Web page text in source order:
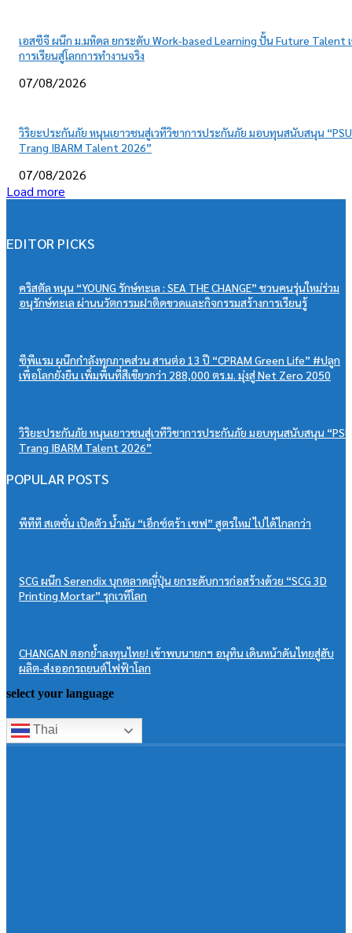
เอสซีจี ผนึก ม.มหิดล ยกระดับ Work-based Learning ปั้น Future Talent
การเรียนสู่โลกการทำงานจริง
07/08/2026
วิริยะประกันภัย หนุนเยาวชนสู่เวทีวิชาการประกันภัย มอบทุนสนับสนุน “PSU
Trang IBARM Talent 2026”
07/08/2026
Load more
EDITOR PICKS
คริสตัล หนุน “YOUNG รักษ์ทะเล : SEA THE CHANGE” ชวนคนรุ่นใหม่ร่วม
อนุรักษ์ทะเล ผ่านนวัตกรรมฝาติดขวดและกิจกรรมสร้างการเรียนรู้
ซีพีแรม ผนึกกำลังทุกภาคส่วน สานต่อ 13 ปี “CPRAM Green Life” #ปลูก
เพื่อโลกยั่งยืน เพิ่มพื้นที่สีเขียวกว่า 288,000 ตร.ม. มุ่งสู่ Net Zero 2050
วิริยะประกันภัย หนุนเยาวชนสู่เวทีวิชาการประกันภัย มอบทุนสนับสนุน “PSU
Trang IBARM Talent 2026”
POPULAR POSTS
พีทีที สเตชั่น เปิดตัว น้ำมัน “เอ็กซ์ตร้า เซฟ” สูตรใหม่ ไปได้ไกลกว่า
SCG ผนึก Serendix บุกตลาดญี่ปุ่น ยกระดับการก่อสร้างด้วย “SCG 3D
Printing Mortar” รุกเวทีโลก
CHANGAN ตอกย้ำลงทุนไทย! เข้าพบนายกฯ อนุทิน เดินหน้าดันไทยสู่ฮับ
ผลิต-ส่งออกรถยนต์ไฟฟ้าโลก
select your language
Thai